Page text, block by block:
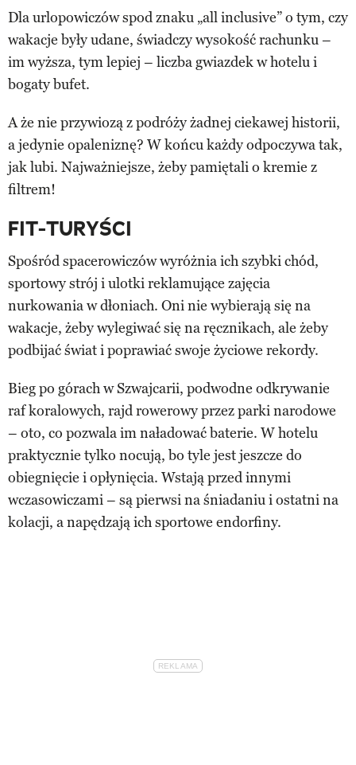
Dla urlopowiczów spod znaku „all inclusive” o tym, czy
wakacje były udane, świadczy wysokość rachunku –
im wyższa, tym lepiej – liczba gwiazdek w hotelu i
bogaty bufet.
A że nie przywiozą z podróży żadnej ciekawej historii,
a jedynie opaleniznę? W końcu każdy odpoczywa tak,
jak lubi. Najważniejsze, żeby pamiętali o kremie z
filtrem!
FIT-TURYŚCI
Spośród spacerowiczów wyróżnia ich szybki chód,
sportowy strój i ulotki reklamujące zajęcia
nurkowania w dłoniach. Oni nie wybierają się na
wakacje, żeby wylegiwać się na ręcznikach, ale żeby
podbijać świat i poprawiać swoje życiowe rekordy.
Bieg po górach w Szwajcarii, podwodne odkrywanie
raf koralowych, rajd rowerowy przez parki narodowe
– oto, co pozwala im naładować baterie. W hotelu
praktycznie tylko nocują, bo tyle jest jeszcze do
obiegnięcie i opłynięcia. Wstają przed innymi
wczasowiczami – są pierwsi na śniadaniu i ostatni na
kolacji, a napędzają ich sportowe endorfiny.